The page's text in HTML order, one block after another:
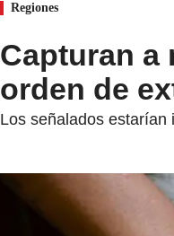
Regiones
Capturan a
orden de
Los señalados estarían